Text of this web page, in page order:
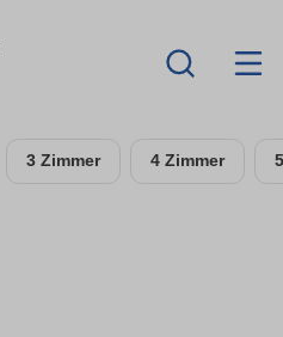
3 Zimmer 4 Zimmer